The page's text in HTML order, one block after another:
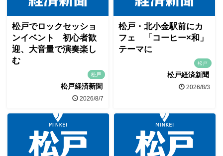
松戸でロックセッショ
ンイベント 初心者歓
迎、大音量で演奏楽し
む
松戸
松戸経済新聞
2026/8/7
松戸・北小金駅前にカ
フェ 「コーヒー×和」
テーマに
松戸
松戸経済新聞
2026/8/3